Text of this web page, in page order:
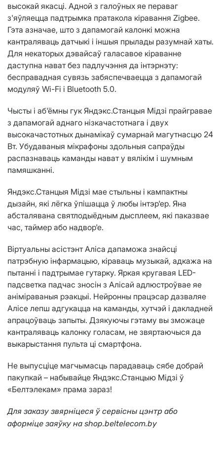
высокай якасці. Адной з галоўных яе пераваг
з'яўляецца падтрымка пратакола кіравання Zigbee.
Гэта азначае, што з дапамогай калонкі можна
кантраляваць датчыкі і іншыя прылады разумнай хаты.
Для некаторых дэвайсаў галасавое кіраванне
даступна нават без падлучэння да інтэрнэту:
бесправадная сувязь забяспечваецца з дапамогай
модуляў Wi-Fi і Bluetooth 5.0.
Чысты і аб'ёмны гук Яндэкс.Станцыя Мідзі прайгравае
з дапамогай аднаго нізкачастотнага і двух
высокачастотных дынамікаў сумарнай магутнасцю 24
Вт. Убудаваныя мікрафоны здольныя сапраўды
распазнаваць каманды нават у вялікім і шумным
памяшканні.
Яндэкс.Станцыя Мідзі мае стыльны і кампактны
дызайн, які лёгка ўпішацца ў любы інтэр'ер. Яна
абсталявана святлодыёдным дысплеем, які паказвае
час, таймер або надвор'е.
Віртуальны асістэнт Аліса дапаможа знайсці
патрэбную інфармацыю, кіраваць музыкай, адкажа на
пытанні і падтрымае гутарку. Яркая кругавая LED-
падсветка падчас зносін з Алісай адлюстроўвае яе
аніміраваныя рэакцыі. Нейронны працэсар дазваляе
Алісе лепш адгукацца на каманды, хутчэй і дакладней
апрацоўваць запыты. Дзякуючы гэтаму вы зможаце
кантраляваць калонку голасам, не звяртаючыся да
выкарыстання пульта ці смартфона.
Не выпусціце магчымасць парадаваць сябе добрай
пакупкай – набывайце Яндэкс.Станцыю Мідзі ў
«Белтэлекам» прама зараз!
Для заказу звярніцеся ў сервісны цэнтр або
аформіце заяўку на shop.beltelecom.by